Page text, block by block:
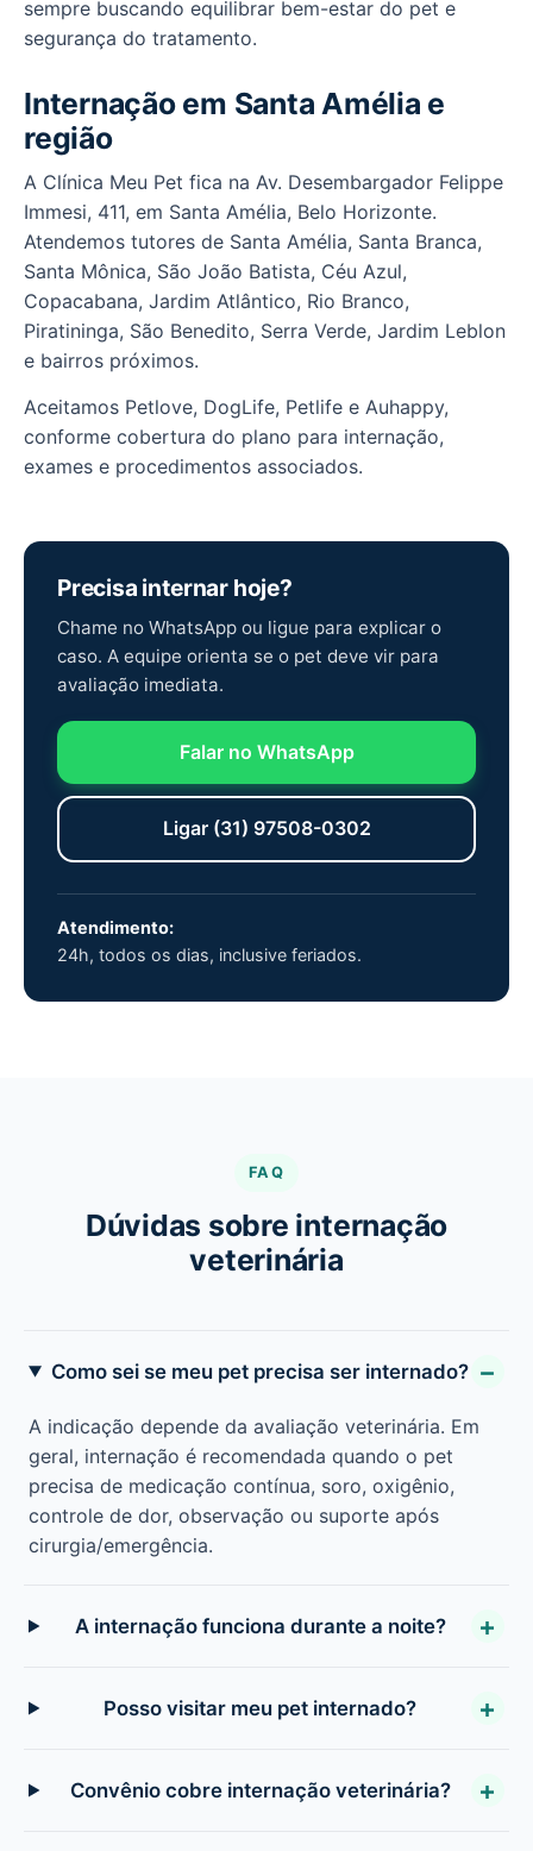
sempre buscando equilibrar bem-estar do pet e
segurança do tratamento.
Internação em Santa Amélia e
região
A Clínica Meu Pet fica na Av. Desembargador Felippe
Immesi, 411, em Santa Amélia, Belo Horizonte.
Atendemos tutores de Santa Amélia, Santa Branca,
Santa Mônica, São João Batista, Céu Azul,
Copacabana, Jardim Atlântico, Rio Branco,
Piratininga, São Benedito, Serra Verde, Jardim Leblon
e bairros próximos.
Aceitamos Petlove, DogLife, Petlife e Auhappy,
conforme cobertura do plano para internação,
exames e procedimentos associados.
Precisa internar hoje?
Chame no WhatsApp ou ligue para explicar o
caso. A equipe orienta se o pet deve vir para
avaliação imediata.
Falar no WhatsApp
Ligar (31) 97508-0302
Atendimento:
24h, todos os dias, inclusive feriados.
FAQ
Dúvidas sobre internação
veterinária
Como sei se meu pet precisa ser internado?
A indicação depende da avaliação veterinária. Em
geral, internação é recomendada quando o pet
precisa de medicação contínua, soro, oxigênio,
controle de dor, observação ou suporte após
cirurgia/emergência.
A internação funciona durante a noite?
Posso visitar meu pet internado?
Convênio cobre internação veterinária?